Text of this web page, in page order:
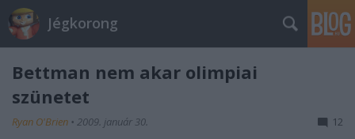
Jégkorong
Bettman nem akar olimpiai
szünetet
Ryan O'Brien • 2009. január 30. 12